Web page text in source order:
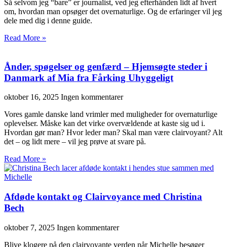
Så selvom jeg “bare” er journalist, ved jeg efterhånden lidt af hvert
om, hvordan man opsøger det overnaturlige. Og de erfaringer vil jeg
dele med dig i denne guide.
Read More »
Ånder, spøgelser og genfærd – Hjemsøgte steder i
Danmark af Mia fra Fårking Uhyggeligt
oktober 16, 2025 Ingen kommentarer
Vores gamle danske land vrimler med muligheder for overnaturlige
oplevelser. Måske kan det virke overvældende at kaste sig ud i.
Hvordan gør man? Hvor leder man? Skal man være clairvoyant? Alt
det – og lidt mere – vil jeg prøve at svare på.
Read More »
Afdøde kontakt og Clairvoyance med Christina
Bech
oktober 7, 2025 Ingen kommentarer
Blive klogere på den clairvoyante verden når Michelle besøger